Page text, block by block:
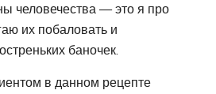
человечества — это я про
их побаловать и
баночек.
в данном рецепте